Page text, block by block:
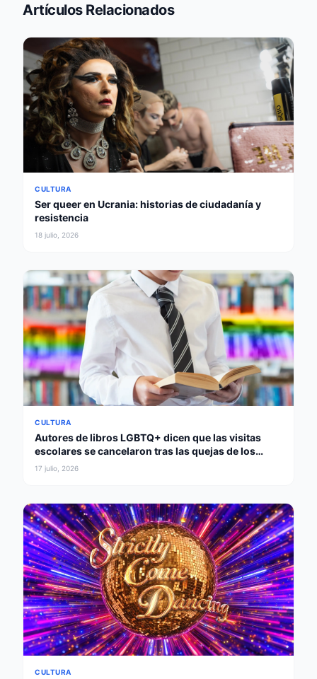
Artículos Relacionados
CULTURA
Ser queer en Ucrania: historias de ciudadanía y
resistencia
18 julio, 2026
CULTURA
Autores de libros LGBTQ+ dicen que las visitas
escolares se cancelaron tras las quejas de los
padres
17 julio, 2026
CULTURA